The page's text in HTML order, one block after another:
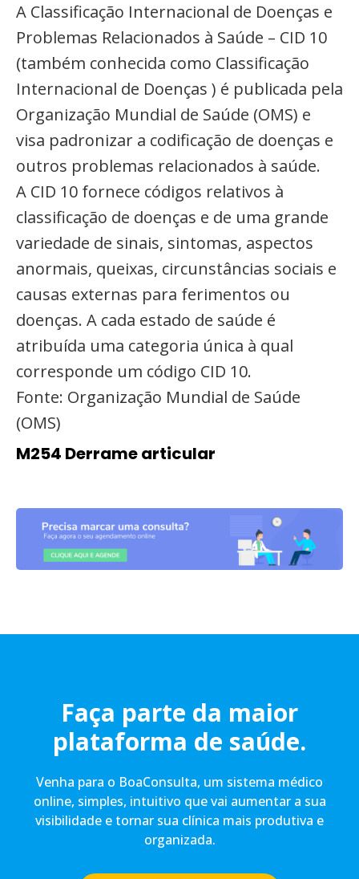
A Classificação Internacional de Doenças e
Problemas Relacionados à Saúde – CID 10
(também conhecida como Classificação
Internacional de Doenças ) é publicada pela
Organização Mundial de Saúde (OMS) e
visa padronizar a codificação de doenças e
outros problemas relacionados à saúde.
A CID 10 fornece códigos relativos à
classificação de doenças e de uma grande
variedade de sinais, sintomas, aspectos
anormais, queixas, circunstâncias sociais e
causas externas para ferimentos ou
doenças. A cada estado de saúde é
atribuída uma categoria única à qual
corresponde um código CID 10.
Fonte: Organização Mundial de Saúde
(OMS)
M254 Derrame articular
Faça parte da maior
plataforma de saúde.
Venha para o BoaConsulta, um sistema médico
online, simples, intuitivo que vai aumentar a sua
visibilidade e tornar sua clínica mais produtiva e
organizada.